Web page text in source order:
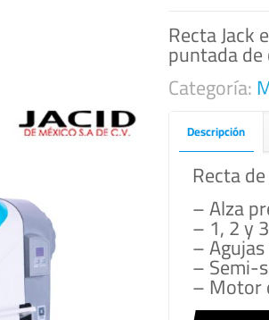
Recta Jack
puntada
Categoría:
Descripción
Recta
– Alza
– 1, 2 y
–
– Semi-
– Motor